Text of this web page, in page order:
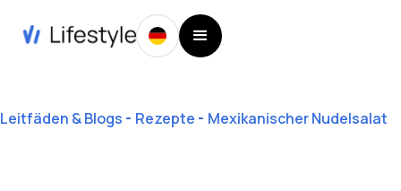
Leitfäden & Blogs Rezepte Mexikanischer Nudelsalat